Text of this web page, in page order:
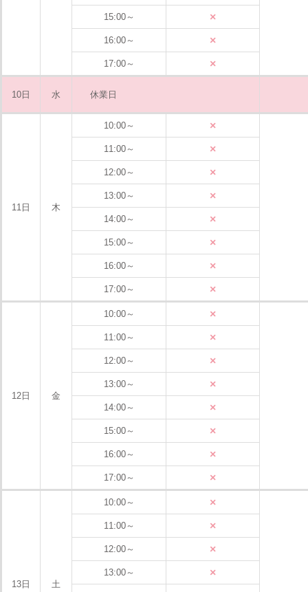
15:00～ ×
16:00～ ×
17:00～ ×
10日 水 休業日
11日 木
10:00～ ×
11:00～ ×
12:00～ ×
13:00～ ×
14:00～ ×
15:00～ ×
16:00～ ×
17:00～ ×
12日 金
10:00～ ×
11:00～ ×
12:00～ ×
13:00～ ×
14:00～ ×
15:00～ ×
16:00～ ×
17:00～ ×
13日 土
10:00～ ×
11:00～ ×
12:00～ ×
13:00～ ×